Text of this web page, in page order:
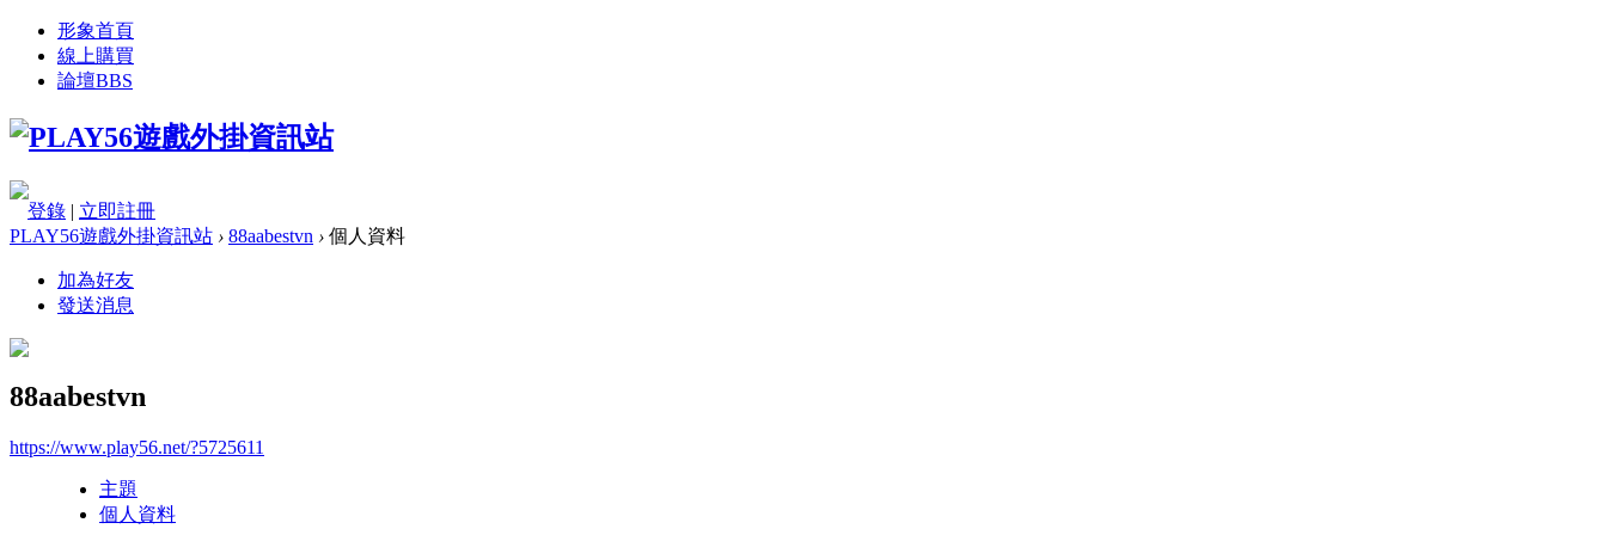
形象首頁
線上購買
論壇BBS
登錄 | 立即註冊
PLAY56遊戲外掛資訊站 › 88aabestvn › 個人資料
加為好友
發送消息
88aabestvn
https://www.play56.net/?5725611
主題
個人資料